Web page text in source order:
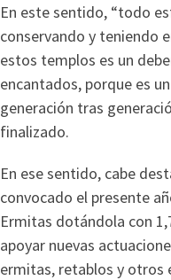
En este sentido, “todo
conservando y teniendo
estos templos es un
encantados, porque es
generación tras
finalizado.
En ese sentido, cabe
convocado el presente
Ermitas dotándola con
apoyar nuevas
ermitas, retablos y otros